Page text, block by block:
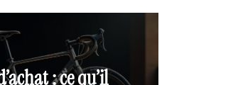
: ce qu’il